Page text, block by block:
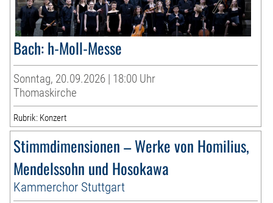
Bach: h-Moll-Messe
Sonntag, 20.09.2026 | 18:00 Uhr
Thomaskirche
Rubrik: Konzert
Stimmdimensionen – Werke von Homilius,
Mendelssohn und Hosokawa
Kammerchor Stuttgart